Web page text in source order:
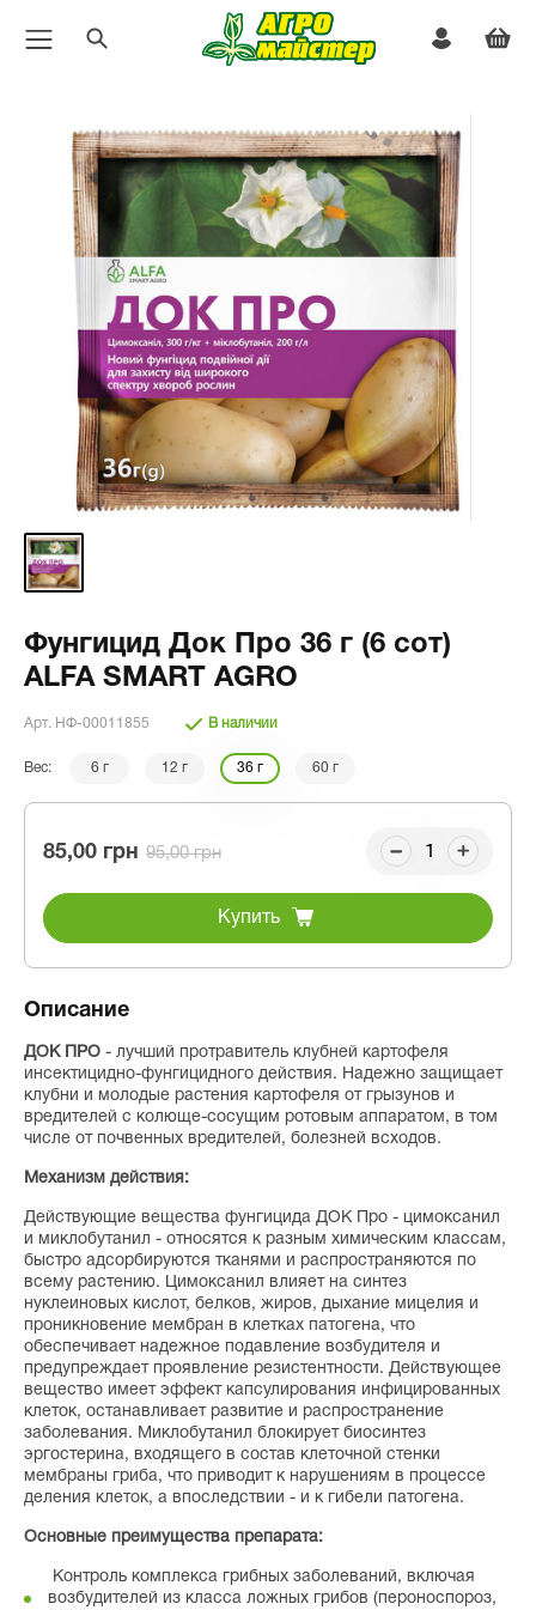
Фунгицид Док Про 36 г (6 сот)
ALFA SMART AGRO
Арт. НФ-00011855 В наличии
Вес: 6 г 12 г 36 г 60 г
85,00 грн 95,00 грн
Купить
Описание
ДОК ПРО - лучший протравитель клубней картофеля
инсектицидно-фунгицидного действия. Надежно защищает
клубни и молодые растения картофеля от грызунов и
вредителей с колюще-сосущим ротовым аппаратом, в том
числе от почвенных вредителей, болезней всходов.
Механизм действия:
Действующие вещества фунгицида ДОК Про - цимоксанил
и миклобутанил - относятся к разным химическим классам,
быстро адсорбируются тканями и распространяются по
всему растению. Цимоксанил влияет на синтез
нуклеиновых кислот, белков, жиров, дыхание мицелия и
проникновение мембран в клетках патогена, что
обеспечивает надежное подавление возбудителя и
предупреждает проявление резистентности. Действующее
вещество имеет эффект капсулирования инфицированных
клеток, останавливает развитие и распространение
заболевания. Миклобутанил блокирует биосинтез
эргостерина, входящего в состав клеточной стенки
мембраны гриба, что приводит к нарушениям в процессе
деления клеток, а впоследствии - и к гибели патогена.
Основные преимущества препарата:
Контроль комплекса грибных заболеваний, включая
возбудителей из класса ложных грибов (пероноспороз,